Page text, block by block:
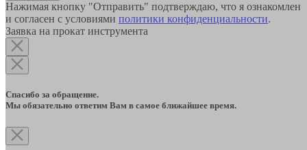
Нажимая кнопку "Отправить" подтверждаю, что я ознакомлен
и согласен с условиями политики конфиденциальности.
Заявка на прокат инструмента
Спасибо за обращение.
Мы обязательно ответим Вам в самое ближайшее время.